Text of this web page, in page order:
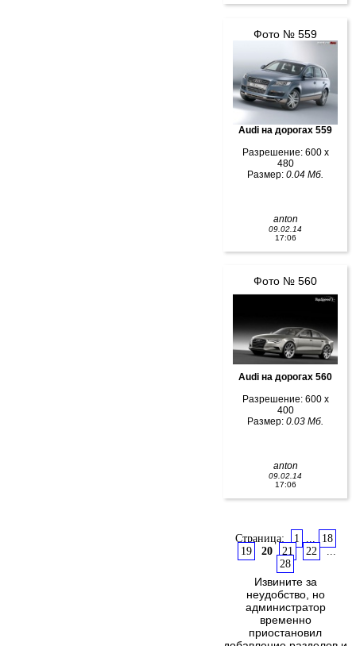
Фото № 559
Audi на дорогах 559
Разрешение: 600 x
480
Размер: 0.04 Мб.
anton
09.02.14
17:06
Фото № 560
Audi на дорогах 560
Разрешение: 600 x
400
Размер: 0.03 Мб.
anton
09.02.14
17:06
Страница: 1 ...
18
19
20 21 22 ...
28
Извините за
неудобство, но
администратор
временно
приостановил